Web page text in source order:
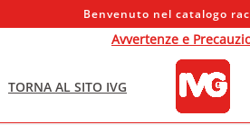
Benvenuto nel catalogo
Avvertenze e
TORNA AL SITO IVG